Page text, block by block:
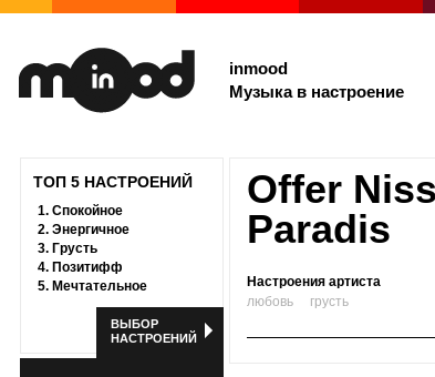
inmood
Музыка в настроение
ТОП 5 НАСТРОЕНИЙ
1. Спокойное
2. Энергичное
3. Грусть
4. Позитифф
5. Мечтательное
ВЫБОР
НАСТРОЕНИЙ
Offer
Paradis
Настроения артиста
любовь
грусть